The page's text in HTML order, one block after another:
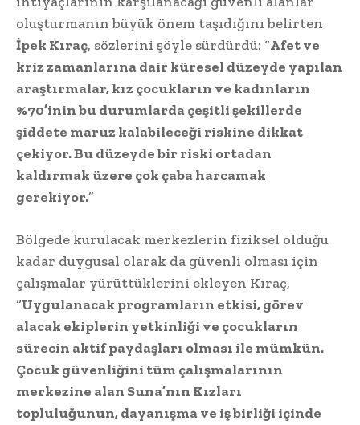
oluşturmanın büyük önem taşıdığını belirten
İpek Kıraç, sözlerini şöyle sürdürdü: “Afet ve
kriz zamanlarına dair küresel düzeyde yapılan
araştırmalar, kız çocukların ve kadınların
%70’inin bu durumlarda çeşitli şekillerde
şiddete maruz kalabileceği riskine dikkat
çekiyor. Bu düzeyde bir riski ortadan
kaldırmak üzere çok çaba harcamak
gerekiyor.”
Bölgede kurulacak merkezlerin fiziksel olduğu
kadar duygusal olarak da güvenli olması için
çalışmalar yürüttüklerini ekleyen Kıraç,
“Uygulanacak programların etkisi, görev
alacak ekiplerin yetkinliği ve çocukların
sürecin aktif paydaşları olması ile mümkün.
Çocuk güvenliğini tüm çalışmalarının
merkezine alan Suna’nın Kızları
topluluğunun, dayanışma ve iş birliği içinde